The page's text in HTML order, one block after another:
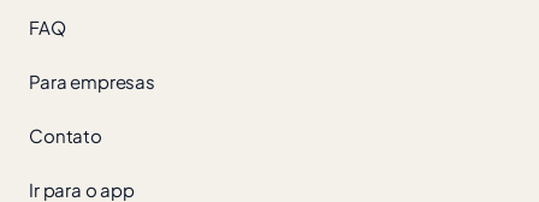
FAQ
Para empresas
Contato
Ir para o app